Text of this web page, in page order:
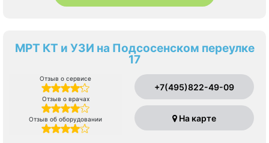
МРТ КТ и УЗИ на Подсосенском переулке
17
Отзыв о сервисе
Отзыв о врачах
Отзыв об оборудовании
+7(495)822-49-09
На карте